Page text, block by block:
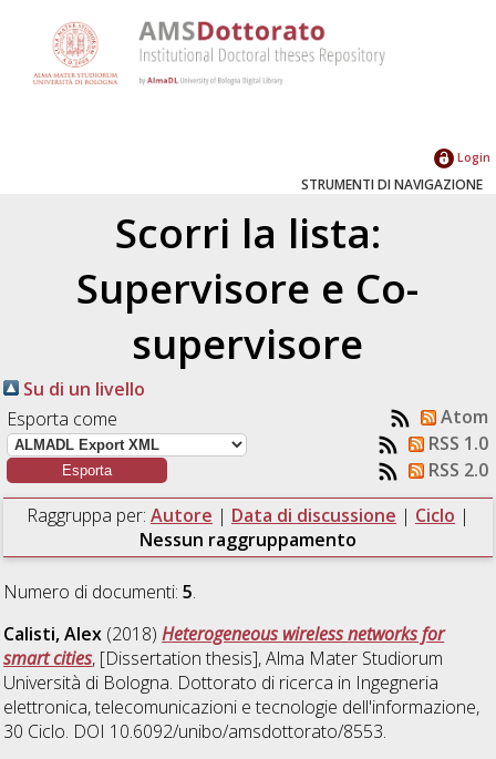
Login
STRUMENTI DI NAVIGAZIONE
Scorri la lista:
Supervisore e Co-
supervisore
Su di un livello
Esporta come
Atom
RSS 1.0
RSS 2.0
Raggruppa per: Autore | Data di discussione | Ciclo |
Nessun raggruppamento
Numero di documenti:5.
Calisti, Alex (2018)Heterogeneous wireless networks for
smart cities, [Dissertation thesis], Alma Mater Studiorum
Università di Bologna. Dottorato di ricerca in Ingegneria
elettronica, telecomunicazioni e tecnologie dell'informazione,
30 Ciclo. DOI 10.6092/unibo/amsdottorato/8553.